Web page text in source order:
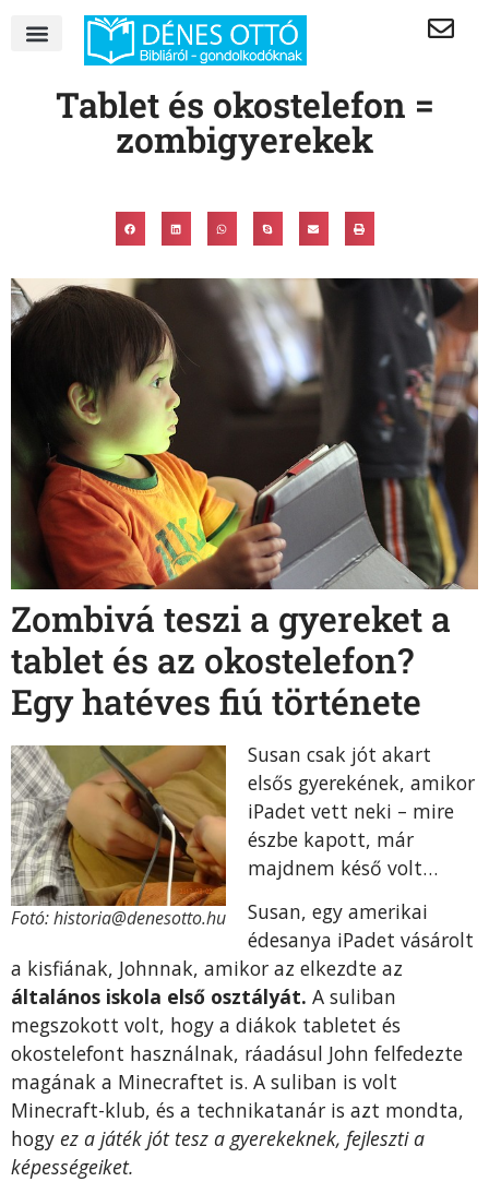
Tablet és okostelefon =
zombigyerekek
Zombivá teszi a gyereket a
tablet és az okostelefon?
Egy hatéves fiú története
Fotó: historia@denesotto.hu
Susan csak jót akart
elsős gyerekének, amikor
iPadet vett neki – mire
észbe kapott, már
majdnem késő volt…
Susan, egy amerikai
édesanya iPadet vásárolt
a kisfiának, Johnnak, amikor az elkezdte az
általános iskola első osztályát. A suliban
megszokott volt, hogy a diákok tabletet és
okostelefont használnak, ráadásul John felfedezte
magának a Minecraftet is. A suliban is volt
Minecraft-klub, és a technikatanár is azt mondta,
hogy ez a játék jót tesz a gyerekeknek, fejleszti a
képességeiket.